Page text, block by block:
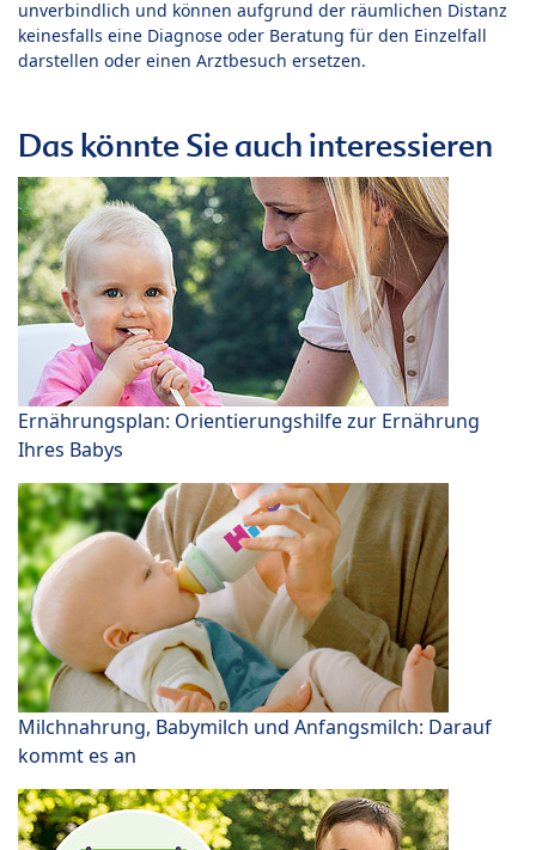
unverbindlich und können aufgrund der räumlichen Distanz
keinesfalls eine Diagnose oder Beratung für den Einzelfall
darstellen oder einen Arztbesuch ersetzen.
Das könnte Sie auch interessieren
Ernährungsplan: Orientierungshilfe zur Ernährung
Ihres Babys
Milchnahrung, Babymilch und Anfangsmilch: Darauf
kommt es an